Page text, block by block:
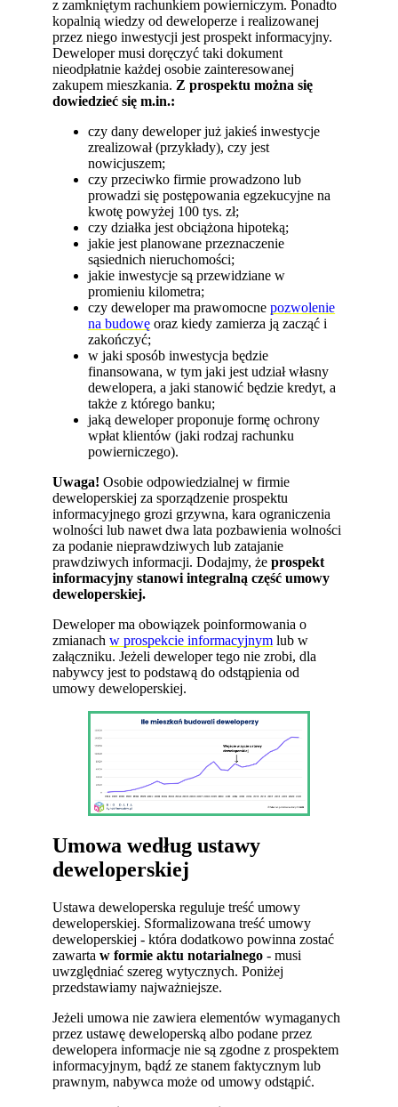
z zamkniętym rachunkiem powierniczym. Ponadto
kopalnią wiedzy od deweloperze i realizowanej
przez niego inwestycji jest prospekt informacyjny.
Deweloper musi doręczyć taki dokument
nieodpłatnie każdej osobie zainteresowanej
zakupem mieszkania. Z prospektu można się
dowiedzieć się m.in.:
czy dany deweloper już jakieś inwestycje
zrealizował (przykłady), czy jest
nowicjuszem;
czy przeciwko firmie prowadzono lub
prowadzi się postępowania egzekucyjne na
kwotę powyżej 100 tys. zł;
czy działka jest obciążona hipoteką;
jakie jest planowane przeznaczenie
sąsiednich nieruchomości;
jakie inwestycje są przewidziane w
promieniu kilometra;
czy deweloper ma prawomocnepozwolenie
na budowę oraz kiedy zamierza ją zacząć i
zakończyć;
w jaki sposób inwestycja będzie
finansowana, w tym jaki jest udział własny
dewelopera, a jaki stanowić będzie kredyt, a
także z którego banku;
jaką deweloper proponuje formę ochrony
wpłat klientów (jaki rodzaj rachunku
powierniczego).
Uwaga! Osobie odpowiedzialnej w firmie
deweloperskiej za sporządzenie prospektu
informacyjnego grozi grzywna, kara ograniczenia
wolności lub nawet dwa lata pozbawienia wolności
za podanie nieprawdziwych lub zatajanie
prawdziwych informacji. Dodajmy, żeprospekt
informacyjny stanowi integralną część umowy
deweloperskiej.
Deweloper ma obowiązek poinformowania o
zmianachw prospekcie informacyjnym lub w
załączniku. Jeżeli deweloper tego nie zrobi, dla
nabywcy jest to podstawą do odstąpienia od
umowy deweloperskiej.
Umowa według ustawy
deweloperskiej
Ustawa deweloperska reguluje treść umowy
deweloperskiej. Sformalizowana treść umowy
deweloperskiej - która dodatkowo powinna zostać
zawartaw formie aktu notarialnego - musi
uwzględniać szereg wytycznych. Poniżej
przedstawiamy najważniejsze.
Jeżeli umowa nie zawiera elementów wymaganych
przez ustawę deweloperską albo podane przez
dewelopera informacje nie są zgodne z prospektem
informacyjnym, bądź ze stanem faktycznym lub
prawnym, nabywca może od umowy odstąpić.